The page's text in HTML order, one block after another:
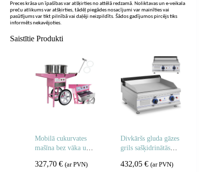
Preces krāsa un īpašības var atšķirties no attēlā redzamā. Noliktavas un e-veikala
preču atlikums var atšķirties, tādēļ piegādes nosacījumi var mainīties vai
pasūtījums var tikt pilnībā vai daļēji neizpildīts. Šādos gadījumos pircējs tiks
informēts nekavējoties.
Saistītie Produkti
Mobilā cukurvates
mašīna bez vāka uz
327,70 € (ar PVN)
Divkāršs gluda gāzes
grils sašķidrinātās
propāna-butāna 2 x
432,05€ (ar PVN)